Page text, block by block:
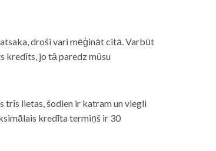
droši vari mēģināt citā. Varbūt
kredīts, jo tā paredz mūsu
trīs lietas, šodien ir katram un viegli
kredīta termiņš ir 30